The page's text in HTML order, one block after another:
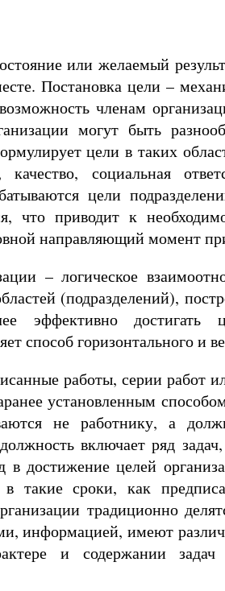
или желаемый
Постановка цели –
членам
могут быть
цели в таких
социальная
цели
что приводит к
направляющий момент
– логическое
(подразделений),
эффективно достигать
способ горизонтального и
работы, серии работ
установленным
не работнику, а
включает ряд
в достижение целей
такие сроки, как
традиционно
информацией, имеют
и содержании